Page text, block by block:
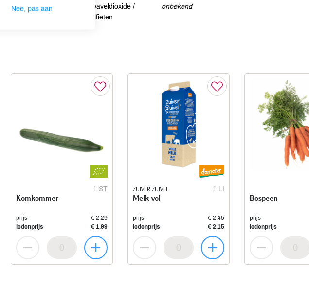
Zwaveldioxide /
sulfieten
onbekend
1 ST
Komkommer
prijs
€ 2,29
ledenprijs
€ 1,99
ZUIVER ZUIVEL 1 LI
Melk vol
prijs
€ 2,45
ledenprijs
€ 2,15
Bospeen
prijs
ledenprijs
Nee, pas aan